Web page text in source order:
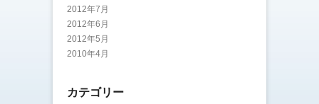
2012年7月
2012年6月
2012年5月
2010年4月
カテゴリー